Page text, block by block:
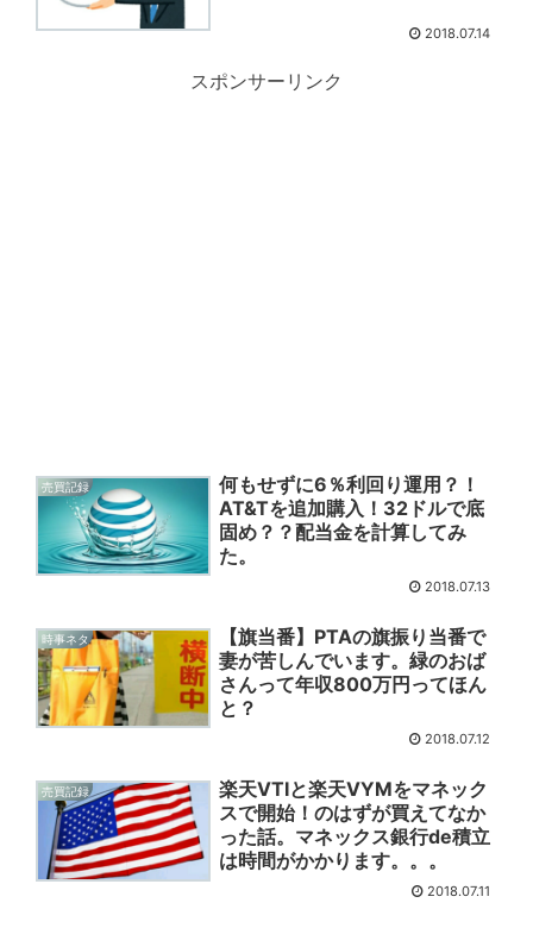
2018.07.14
スポンサーリンク
売買記録
何もせずに6％利回り運用？！
AT&Tを追加購入！32ドルで底
固め？？配当金を計算してみ
た。
2018.07.13
時事ネタ
【旗当番】PTAの旗振り当番で
妻が苦しんでいます。緑のおば
さんって年収800万円ってほん
と？
2018.07.12
売買記録
楽天VTIと楽天VYMをマネック
スで開始！のはずが買えてなか
った話。マネックス銀行de積立
は時間がかかります。。。
2018.07.11